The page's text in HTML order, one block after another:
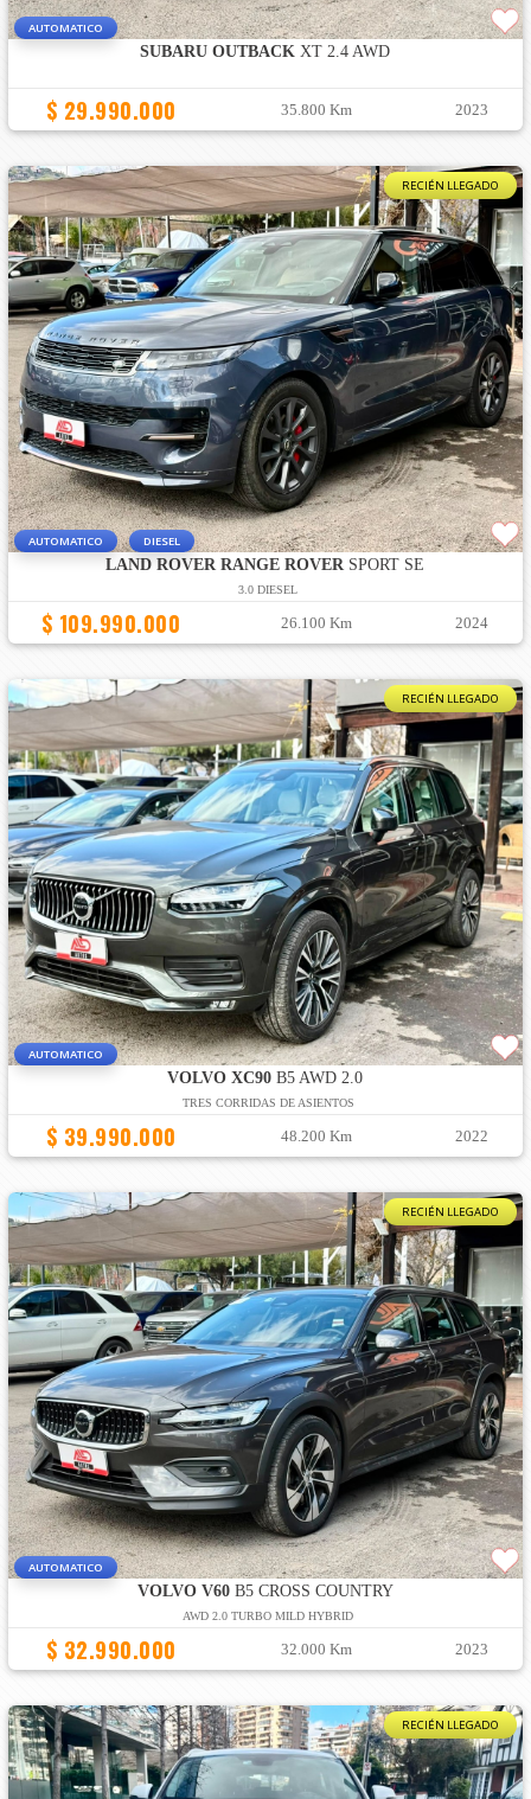
AUTOMATICO
SUBARU OUTBACK XT 2.4 AWD
$ 29.990.000 35.800 Km 2023
RECIÉN LLEGADO
AUTOMATICO DIESEL
LAND ROVER RANGE ROVERSPORT SE
3.0 DIESEL
$ 109.990.000 26.100 Km 2024
RECIÉN LLEGADO
AUTOMATICO
VOLVO XC90 B5 AWD 2.0
TRES CORRIDAS DE ASIENTOS
$ 39.990.000 48.200 Km 2022
RECIÉN LLEGADO
AUTOMATICO
VOLVO V60B5 CROSS COUNTRY
AWD 2.0 TURBO MILD HYBRID
$ 32.990.000 32.000 Km 2023
RECIÉN LLEGADO